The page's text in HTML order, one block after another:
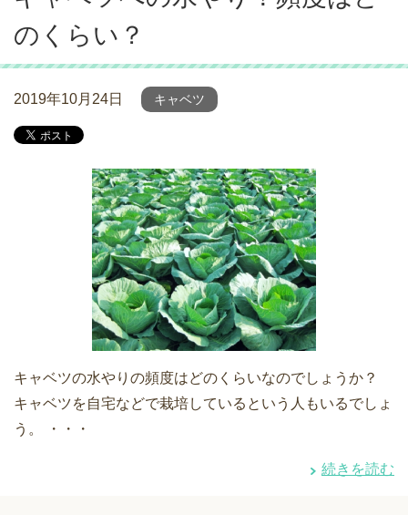
のくらい？
2019年10月24日 キャベツ
キャベツの水やりの頻度はどのくらいなのでしょうか？
キャベツを自宅などで栽培しているという人もいるでしょ
う。 ・・・
続きを読む